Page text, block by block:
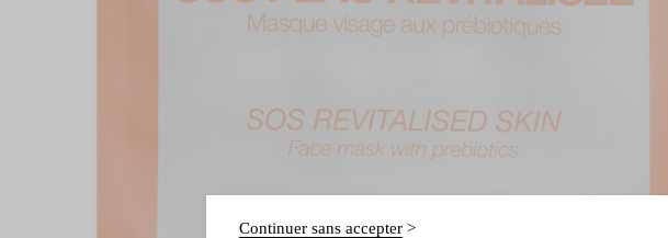
Continuer sans accepter